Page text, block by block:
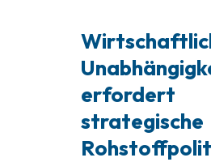
erfordert
strategische